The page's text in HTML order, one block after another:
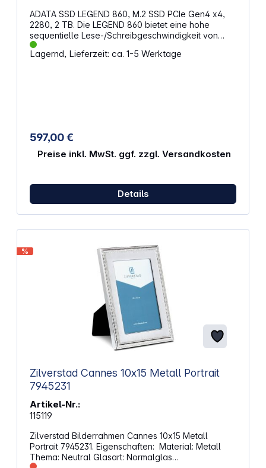
ADATA SSD LEGEND 860, M.2 SSD PCIe Gen4 x4,
2280, 2 TB. Die LEGEND 860 bietet eine hohe
sequentielle Lese-/Schreibgeschwindigkeit von
6000 / 5000 MB pro Sekunde. Sie ist vollständig
abwärtskompatibel mit PCIe-3.0-Plattformen. Dieses
Schreibgeschwindigkeit von 6000 / 5000 MB/s
Formfaktor: M.2 (2280) NAND Flash: 3D NAND
Schnittstelle: PCIe Gen4 x4 Betriebstemperatur: 0
H): 80 x 22 x 3,13 mm mit Kühlkörper / 80 x 22 x 2,15
Lagernd, Lieferzeit: ca. 1-5 Werktage
597,00 €
Preise inkl. MwSt. ggf. zzgl. Versandkosten
Details
%
Zilverstad Cannes 10x15 Metall Portrait
7945231
Artikel-Nr.:
115119
Zilverstad Bilderrahmen Cannes 10x15 Metall
Portrait 7945231. Eigenschaften: Material: Metall
Thema: Neutral Glasart: Normalglas